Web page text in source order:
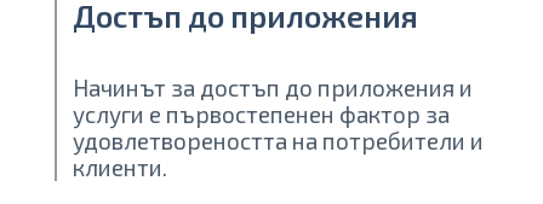
Достъп до приложения
Начинът за достъп до приложения и
услуги е първостепенен фактор за
удовлетвореността на потребители и
клиенти.